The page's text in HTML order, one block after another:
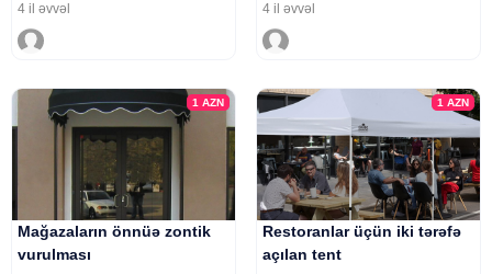
4 il əvvəl 4 il əvvəl
1AZN
Mağazaların önnüə zontik
vurulması
1 AZN
Restoranlar üçün iki tərəfə
açılan tent